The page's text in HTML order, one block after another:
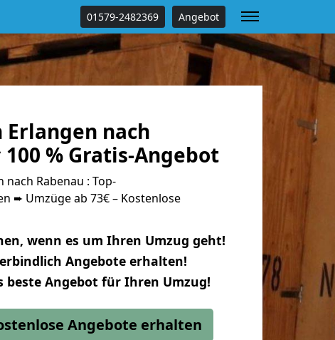
01579-2482369 Angebot
Erlangen nach
% Gratis-Angebot
nach Rabenau : Top-
➨ Umzüge ab 73€ – Kostenlose
wenn es um Ihren Umzug geht!
Angebote erhalten!
beste Angebot für Ihren Umzug!
Angebote erhalten